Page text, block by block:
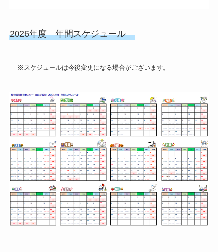
2026年度 年間スケジュール
※スケジュールは今後変更になる場合がございます。